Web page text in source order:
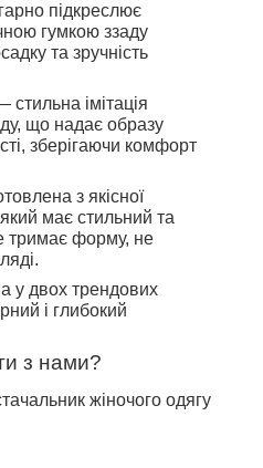
підкреслює
гумкою ззаду
та зручність
імітація
що надає образу
зберігаючи комфорт
з якісної
має стильний та
тримає форму, не
у двох трендових
і глибокий
з нами?
жіночого одягу